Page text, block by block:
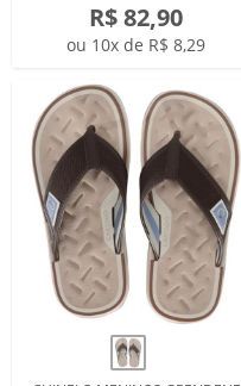
R$ 82,90
ou 10x de R$ 8,29